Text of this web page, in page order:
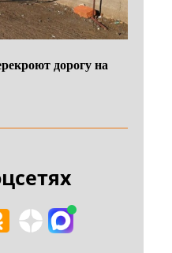
дорогу на